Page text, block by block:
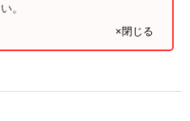
。
×閉じる